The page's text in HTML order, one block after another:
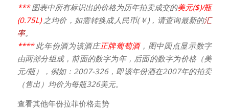
***图表中所有标识出的价格为历年拍卖成交的美元($)/瓶
(0.75L)之均价，如需转换成人民币(￥)，请查询最新的汇
率。
****此年份酒为该酒庄正牌葡萄酒，图中圆点显示数字
由两部分组成，前面的数字为年，后面的数字为价格（美
元/瓶），例如：2007-326，即该年份酒在2007年的拍卖
（售出）均价为每瓶326美元。
查看其他年份拉菲价格走势